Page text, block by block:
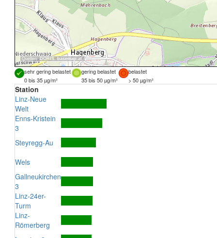
Quellen: DORIS,basemap.at
sehr gering belastet gering belastet
belastet
0 bis 35 µg/m³
35 bis 50 µg/m³ > 50 µg/m³
Station
Linz-Neue
Welt
Enns-Kristein
3
Steyregg-Au
Wels
Gallneukirchen
3
Linz-24er-
Turm
Linz-
Römerberg